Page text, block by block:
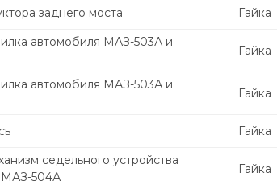
заднего моста Гайка
автомобиля МАЗ-503А и
Гайка
автомобиля МАЗ-503А и
Гайка
Гайка
седельного устройства
МАЗ-504А
Гайка